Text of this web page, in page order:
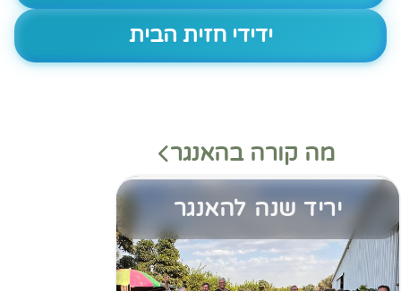
ידידי חזית הבית
מה קורה בהאנגר
יריד שנה להאנגר